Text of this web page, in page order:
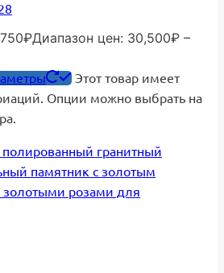
₽Диапазон цен: 30,500₽ –
Этот товар имеет
Опции можно выбрать на